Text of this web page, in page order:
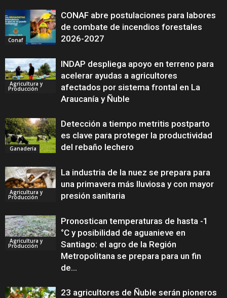
Conaf
CONAF abre postulaciones para labores
de combate de incendios forestales
2026-2027
Agricultura y
Producción
INDAP despliega apoyo en terreno para
acelerar ayudas a agricultores
afectados por sistema frontal en La
Araucanía y Ñuble
Ganadería
Detección a tiempo metritis postparto
es clave para proteger la productividad
del rebaño lechero
Agricultura y
Producción
La industria de la nuez se prepara para
una primavera más lluviosa y con mayor
presión sanitaria
Agricultura y
Producción
Pronostican temperaturas de hasta -1
°C y posibilidad de aguanieve en
Santiago: el agro de la Región
Metropolitana se prepara para un fin
de...
23 agricultores de Ñuble serán pioneros